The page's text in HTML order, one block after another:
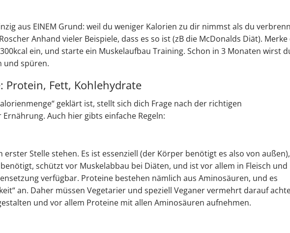
aus EINEM Grund: weil du weniger Kalorien zu dir nimmst als du
Anhand vieler Beispiele, dass es so ist (zB die McDonalds Diät).
ein, und starte ein Muskelaufbau Training. Schon in 3 Monaten wirst
und spüren.
Protein, Fett, Kohlehydrate
geklärt ist, stellt sich dich Frage nach der richtigen
Auch hier gibts einfache Regeln:
Stelle stehen. Es ist essenziell (der Körper benötigt es also von außen),
schützt vor Muskelabbau bei Diäten, und ist vor allem in Fleisch und
verfügbar. Proteine bestehen nämlich aus Aminosäuren, und es
an. Daher müssen Vegetarier und speziell Veganer vermehrt darauf
und vor allem Proteine mit allen Aminosäuren aufnehmen.